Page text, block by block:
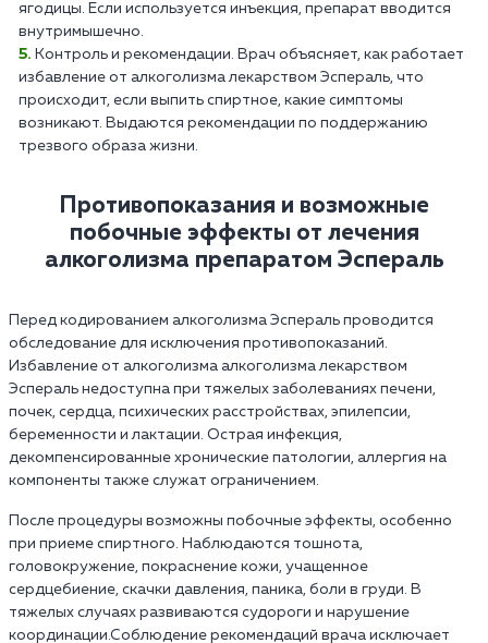
ягодицы. Если используется инъекция, препарат вводится
внутримышечно.
Контроль и рекомендации. Врач объясняет, как работает
избавление от алкоголизма лекарством Эспераль, что
происходит, если выпить спиртное, какие симптомы
возникают. Выдаются рекомендации по поддержанию
трезвого образа жизни.
Противопоказания и возможные
побочные эффекты от лечения
алкоголизма препаратом Эспераль
Перед кодированием алкоголизма Эспераль проводится
обследование для исключения противопоказаний.
Избавление от алкоголизма алкоголизма лекарством
Эспераль недоступна при тяжелых заболеваниях печени,
почек, сердца, психических расстройствах, эпилепсии,
беременности и лактации. Острая инфекция,
декомпенсированные хронические патологии, аллергия на
компоненты также служат ограничением.
После процедуры возможны побочные эффекты, особенно
при приеме спиртного. Наблюдаются тошнота,
головокружение, покраснение кожи, учащенное
сердцебиение, скачки давления, паника, боли в груди. В
тяжелых случаях развиваются судороги и нарушение
координации.Соблюдение рекомендаций врача исключает